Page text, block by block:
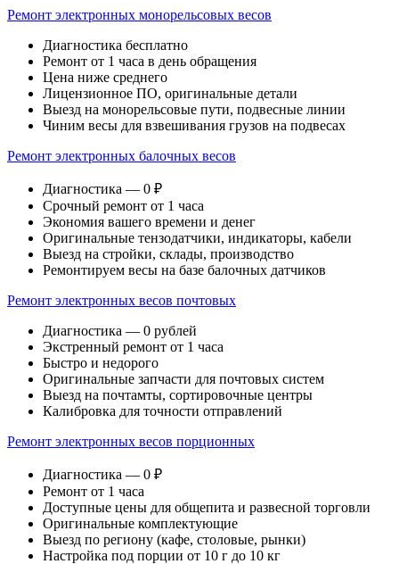
Ремонт электронных монорельсовых весов
Диагностика бесплатно
Ремонт от 1 часа в день обращения
Цена ниже среднего
Лицензионное ПО, оригинальные детали
Выезд на монорельсовые пути, подвесные линии
Чиним весы для взвешивания грузов на подвесах
Ремонт электронных балочных весов
Диагностика — 0 ₽
Срочный ремонт от 1 часа
Экономия вашего времени и денег
Оригинальные тензодатчики, индикаторы, кабели
Выезд на стройки, склады, производство
Ремонтируем весы на базе балочных датчиков
Ремонт электронных весов почтовых
Диагностика — 0 рублей
Экстренный ремонт от 1 часа
Быстро и недорого
Оригинальные запчасти для почтовых систем
Выезд на почтамты, сортировочные центры
Калибровка для точности отправлений
Ремонт электронных весов порционных
Диагностика — 0 ₽
Ремонт от 1 часа
Доступные цены для общепита и развесной торговли
Оригинальные комплектующие
Выезд по региону (кафе, столовые, рынки)
Настройка под порции от 10 г до 10 кг